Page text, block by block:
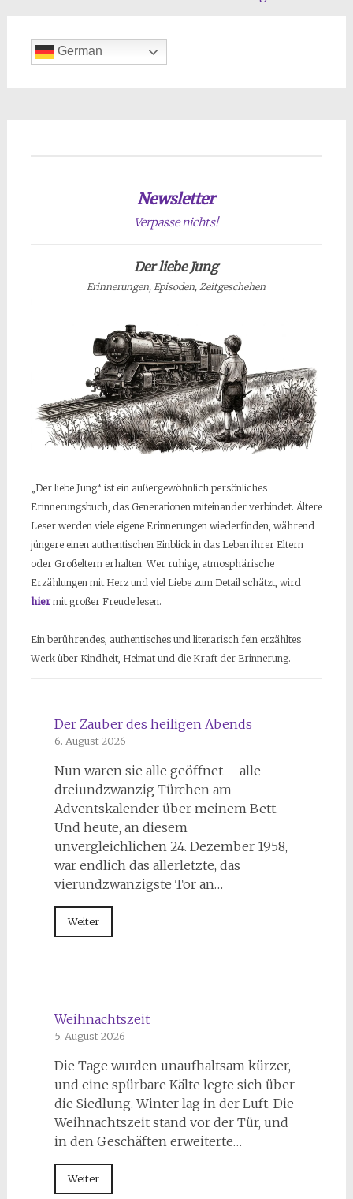
German
Newsletter
Verpasse nichts!
Der liebe Jung
Erinnerungen, Episoden, Zeitgeschehen
„Der liebe Jung“ ist ein außergewöhnlich persönliches
Erinnerungsbuch, das Generationen miteinander verbindet. Ältere
Leser werden viele eigene Erinnerungen wiederfinden, während
jüngere einen authentischen Einblick in das Leben ihrer Eltern
oder Großeltern erhalten. Wer ruhige, atmosphärische
Erzählungen mit Herz und viel Liebe zum Detail schätzt, wird
hiermit großer Freude lesen.
Ein berührendes, authentisches und literarisch fein erzähltes
Werk über Kindheit, Heimat und die Kraft der Erinnerung.
Der Zauber des heiligen Abends
6. August 2026
Nun waren sie alle geöffnet – alle
dreiundzwanzig Türchen am
Adventskalender über meinem Bett.
Und heute, an diesem
unvergleichlichen 24. Dezember 1958,
war endlich das allerletzte, das
vierundzwanzigste Tor an…
Weiter
Weihnachtszeit
5. August 2026
Die Tage wurden unaufhaltsam kürzer,
und eine spürbare Kälte legte sich über
die Siedlung. Winter lag in der Luft. Die
Weihnachtszeit stand vor der Tür, und
in den Geschäften erweiterte…
Weiter